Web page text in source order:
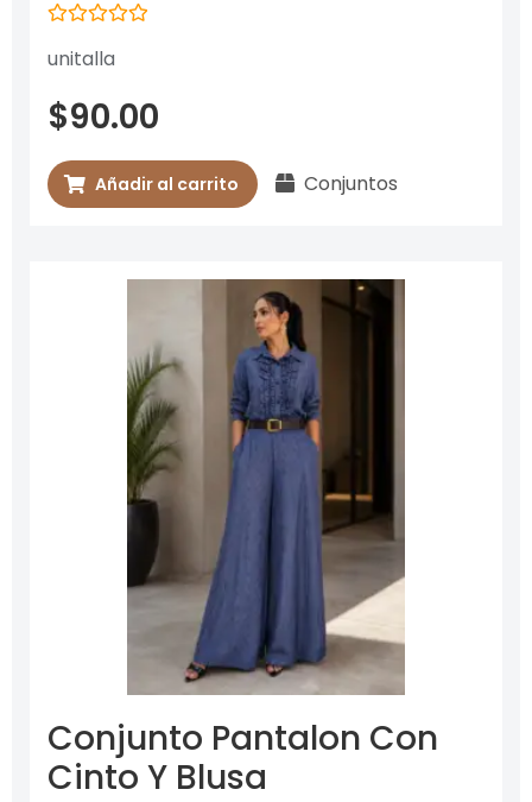
con
5
unitalla
$90.00
Añadir al carrito Conjuntos
Conjunto Pantalon Con
Cinto Y Blusa